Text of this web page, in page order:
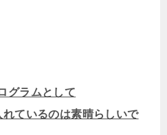
グラムとして
れているのは素晴らしいで